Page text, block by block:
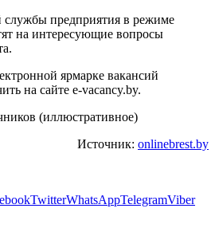
службы предприятия в режиме
на интересующие вопросы
ярмарке вакансий
на сайте e-vacancy.by.
(иллюстративное)
Источник: onlinebrest.by
TwitterWhatsAppTelegramViber